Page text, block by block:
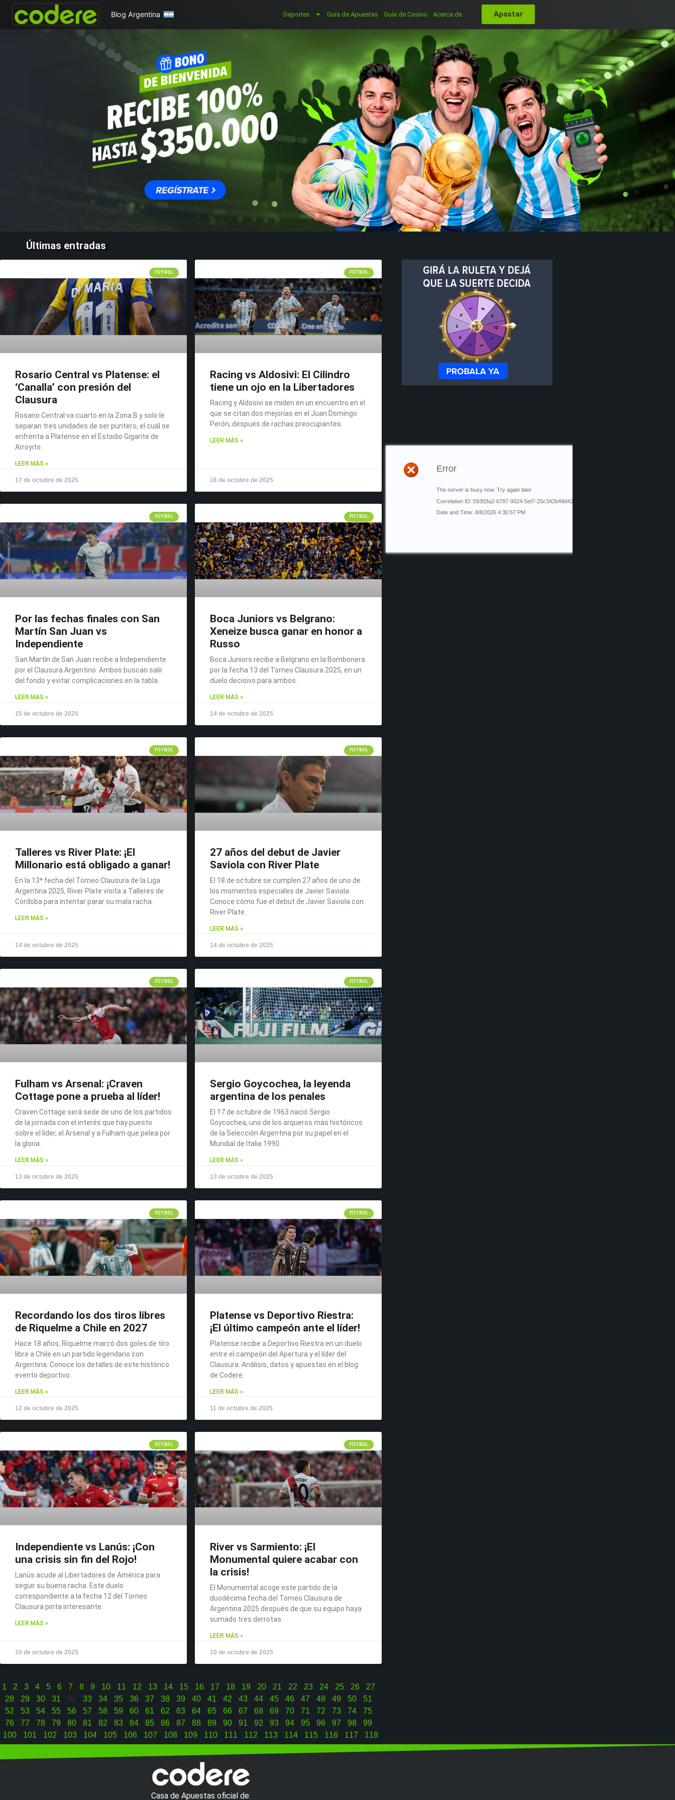
Blog Argentina Deportes Guía de Apuestas Guía de Casino Acerca de Apostar
Últimas entradas
FÚTBOL
Rosario Central vs Platense: el
‘Canalla’ con presión del
Clausura
Rosario Central va cuarto en la Zona B y solo le
separan tres unidades de ser puntero, el cuál se
enfrenta a Platense en el Estadio Gigante de
Arroyito.
LEER MÁS »
17 de octubre de 2025
FÚTBOL
Racing vs Aldosivi: El Cilindro
tiene un ojo en la Libertadores
Racing y Aldosivi se miden en un encuentro en el
que se citan dos mejorías en el Juan Domingo
Perón, después de rachas preocupantes.
LEER MÁS »
16 de octubre de 2025
FÚTBOL
Por las fechas finales con San
Martín San Juan vs
Independiente
San Martín de San Juan recibe a Independiente
por el Clausura Argentino. Ambos buscan salir
del fondo y evitar complicaciones en la tabla.
LEER MÁS »
15 de octubre de 2025
FÚTBOL
Boca Juniors vs Belgrano:
Xeneize busca ganar en honor a
Russo
Boca Juniors recibe a Belgrano en la Bombonera
por la fecha 13 del Torneo Clausura 2025, en un
duelo decisivo para ambos.
LEER MÁS »
14 de octubre de 2025
FÚTBOL
Talleres vs River Plate: ¡El
Millonario está obligado a ganar!
En la 13ª fecha del Torneo Clausura de la Liga
Argentina 2025, River Plate visita a Talleres de
Córdoba para intentar parar su mala racha.
LEER MÁS »
14 de octubre de 2025
FÚTBOL
27 años del debut de Javier
Saviola con River Plate
El 18 de octubre se cumplen 27 años de uno de
los momentos especiales de Javier Saviola.
Conoce cómo fue el debut de Javier Saviola con
River Plate.
LEER MÁS »
14 de octubre de 2025
FÚTBOL
Fulham vs Arsenal: ¡Craven
Cottage pone a prueba al líder!
Craven Cottage será sede de uno de los partidos
de la jornada con el interés que hay puesto
sobre el líder, el Arsenal y a Fulham que pelea por
la gloria.
LEER MÁS »
13 de octubre de 2025
FÚTBOL
Sergio Goycochea, la leyenda
argentina de los penales
El 17 de octubre de 1963 nació Sergio
Goycochea, uno de los arqueros más históricos
de la Selección Argentina por su papel en el
Mundial de Italia 1990.
LEER MÁS »
13 de octubre de 2025
FÚTBOL
Recordando los dos tiros libres
de Riquelme a Chile en 2027
Hace 18 años, Riquelme marcó dos goles de tiro
libre a Chile en un partido legendario con
Argentina. Conoce los detalles de este histórico
evento deportivo.
LEER MÁS »
12 de octubre de 2025
FÚTBOL
Platense vs Deportivo Riestra:
¡El último campeón ante el líder!
Platense recibe a Deportivo Riestra en un duelo
entre el campeón del Apertura y el líder del
Clausura. Análisis, datos y apuestas en el blog
de Codere.
LEER MÁS »
11 de octubre de 2025
FÚTBOL
Independiente vs Lanús: ¡Con
una crisis sin fin del Rojo!
Lanús acude al Libertadores de América para
seguir su buena racha. Este duelo
correspondiente a la fecha 12 del Torneo
Clausura pinta interesante.
LEER MÁS »
10 de octubre de 2025
FÚTBOL
River vs Sarmiento: ¡El
Monumental quiere acabar con
la crisis!
El Monumental acoge este partido de la
duodécima fecha del Torneo Clausura de
Argentina 2025 después de que su equipo haya
sumado tres derrotas.
LEER MÁS »
10 de octubre de 2025
1 2 3 4 5 6 7 8 9 10 11 12 13 14 15 16 17 18 19 20 21 22 23 24 25 26
27
28
29 30 31 32 33 34 35 36 37 38 39 40 41 42 43 44 45 46 47 48 49 50
51
52
53 54 55 56 57 58 59 60 61 62 63 64 65 66 67 68 69 70 71 72 73 74
75
76
77 78 79 80 81 82 83 84 85 86 87 88 89 90 91 92 93 94 95 96 97 98
99
100
101 102 103 104 105 106 107 108 109 110 111 112 113 114 115 116 117 118
Casa de Apuestas oficial de: